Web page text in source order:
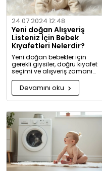
24.07.2024 12:48
Yeni doğan Alışveriş
Listeniz İçin Bebek
Kıyafetleri Nelerdir?
Yeni doğan bebekler için
gerekli giysiler, doğru kıyafet
seçimi ve alışveriş zamanı
hakkında kapsamlı bilgiler ve
tavsiyeler.
Devamını oku